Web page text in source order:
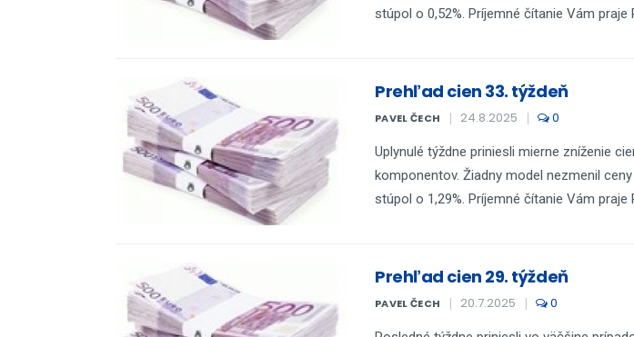
stúpol o 0,52%. Príjemné čítanie Vám praje
Prehľad cien 33. týždeň
PAVEL ČECH 24.8.2025 0
Uplynulé týždne priniesli mierne zníženie
komponentov. Žiadny model nezmenil
stúpol o 1,29%. Príjemné čítanie Vám praje
Prehľad cien 29. týždeň
PAVEL ČECH 20.7.2025 0